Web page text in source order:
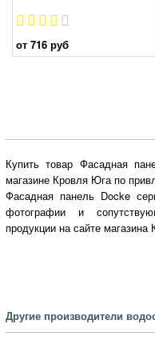
от 716 руб
Купить товар Фасадная
магазине Кровля Юга по
Фасадная панель Docke
фотографии и
продукции на сайте
Другие производители